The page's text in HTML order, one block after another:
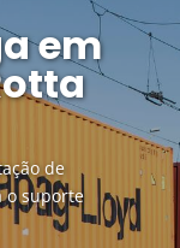
em
de
o suporte